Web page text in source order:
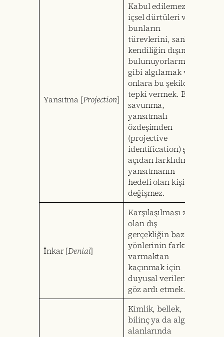
Yansıtma [Projection]
Kabul edilemez
içsel dürtüleri ve
bunların
türevlerini, sanki
kendiliğin dışında
bulunuyorlarmış
gibi algılamak ve
onlara bu şekilde
tepki vermek. Bu
savunma,
yansıtmalı
özdeşimden
(projective
identification) şu
açıdan farklıdır:
yansıtmanın
hedefi olan kişi
değişmez.
İnkar [Denial]
Karşılaşılması zor
olan dış
gerçekliğin bazı
yönlerinin farkına
varmaktan
kaçınmak için
duyusal verileri
göz ardı etmek.
Kimlik, bellek,
bilinç ya da algı
alanlarında